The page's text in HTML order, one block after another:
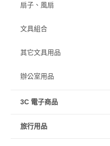
扇子、風扇
文具組合
其它文具用品
辦公室用品
3C 電子商品
旅行用品